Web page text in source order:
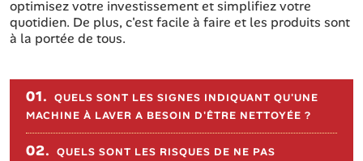
optimisez votre investissement et simplifiez votre
quotidien. De plus, c'est facile à faire et les produits sont
à la portée de tous.
Sommaire de l'article
01. QUELS SONT LES SIGNES INDIQUANT QU'UNE
MACHINE À LAVER A BESOIN D'ÊTRE NETTOYÉE ?
02. QUELS SONT LES RISQUES DE NE PAS